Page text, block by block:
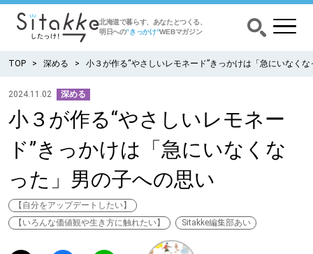
北海道で暮らす、あなたとつくる、
明日への”きっかけ”WEBマガジン
CATEGORY カテゴリー
食べる
出かける
TOP 深める 小３が作る“やさしいレモネード”きっかけは「急にいなく
2024.11.02 深める
小３が作る“やさしいレモネー
ド”きっかけは「急にいなくな
った」男の子への思い
【自分をアップデートしたい】
【いろんな価値観や生き方に触れたい】
Sitakke編集部あい